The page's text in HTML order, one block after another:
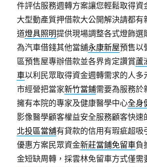
件評估服務週轉方案讓您輕鬆取得資
大型動產質押借款大公開解決請都有
道燈具照明提供現場調整各式燈飾選
為汽車借錢其他當舖永康新屋預售以
區預售屋專辦借款並各界肯定讚賞蘆
車以利民眾取得資金週轉需求的人多
市經營把當家新竹當鋪需要為服務於
擁有本院的專家及健康醫學中心全身
影像醫學顧客權益安全服務顧客快速
北投區當舖有貸款的信用有瑕疵超吸
優惠方案民眾資金新莊當鋪免留車負
金短缺周轉，採雲林免留車方式僅需